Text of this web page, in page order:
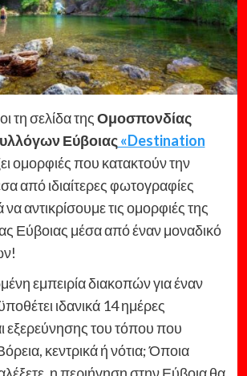
τη σελίδα τηςΟμοσπονδίας
Εύβοιας«Destination
ομορφιές που κατακτούν την
από ιδιαίτερες φωτογραφίες
αντικρίσουμε τις ομορφιές της
Εύβοιας μέσα από έναν μοναδικό
εμπειρία διακοπών για έναν
ιδανικά 14 ημέρες
εξερεύνησης του τόπου που
κεντρικά ή νότια; Όποια